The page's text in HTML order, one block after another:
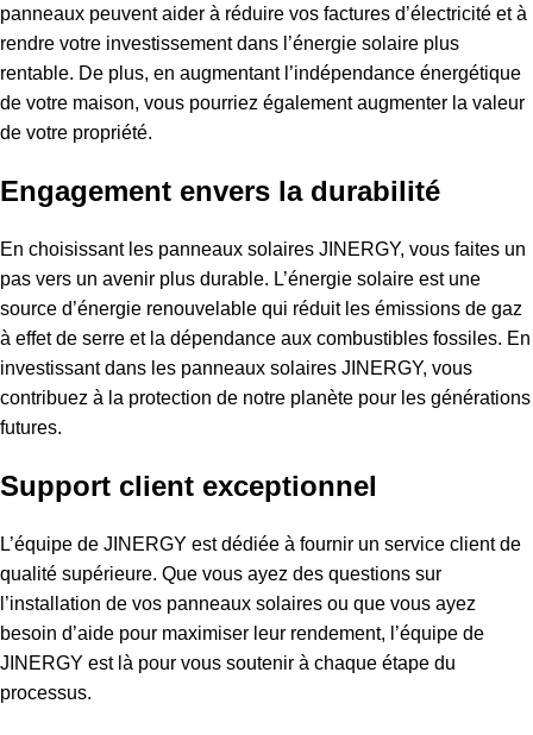
panneaux peuvent aider à réduire vos factures d’électricité et à
rendre votre investissement dans l’énergie solaire plus
rentable. De plus, en augmentant l’indépendance énergétique
de votre maison, vous pourriez également augmenter la valeur
de votre propriété.
Engagement envers la durabilité
En choisissant les panneaux solaires JINERGY, vous faites un
pas vers un avenir plus durable. L’énergie solaire est une
source d’énergie renouvelable qui réduit les émissions de gaz
à effet de serre et la dépendance aux combustibles fossiles. En
investissant dans les panneaux solaires JINERGY, vous
contribuez à la protection de notre planète pour les générations
futures.
Support client exceptionnel
L’équipe de JINERGY est dédiée à fournir un service client de
qualité supérieure. Que vous ayez des questions sur
l’installation de vos panneaux solaires ou que vous ayez
besoin d’aide pour maximiser leur rendement, l’équipe de
JINERGY est là pour vous soutenir à chaque étape du
processus.